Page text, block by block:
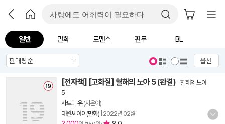
일반 만화 로맨스 판무 BL
옵션
[전자책] [고화질] 혈해의 노아 5 (완결) -혈해의 노아
5
사토미 유(지은이)
대원씨아이(만화) 2022년 02월